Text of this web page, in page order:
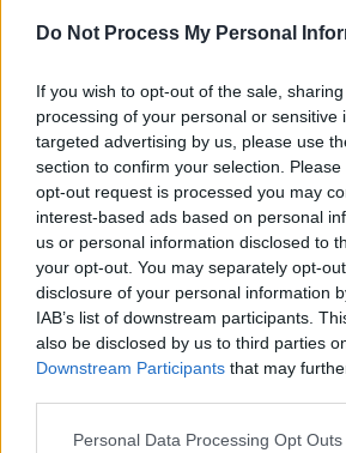
Do Not Process My Personal
If you wish to opt-out of the sale,
processing of your personal or sensitive
targeted advertising by us, please use
section to confirm your selection.
opt-out request is processed you may
interest-based ads based on personal
us or personal information disclosed to
your opt-out. You may separately opt-
disclosure of your personal information
IAB’s list of downstream participants.
also be disclosed by us to third parties
Downstream Participants that may
Personal Data Processing Opt Outs
SOS (Șoșoacă)
PACE (Peia)
Acțiunea Conservatoare (Târziu)
PDF (Lazarus)
PUSL (D. Voiculescu)
PNȚCD (Pavelescu)
PNCR (Terheș)
Partidul Patrioților (Surugiu)
FAR (Coarnă)
România pe Primul Loc (Ponta)
Altul